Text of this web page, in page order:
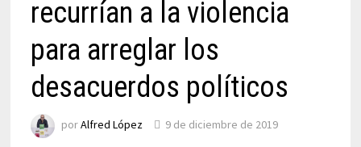
recurrían a la violencia
para arreglar los
desacuerdos políticos
porAlfred López 9 de diciembre de 2019